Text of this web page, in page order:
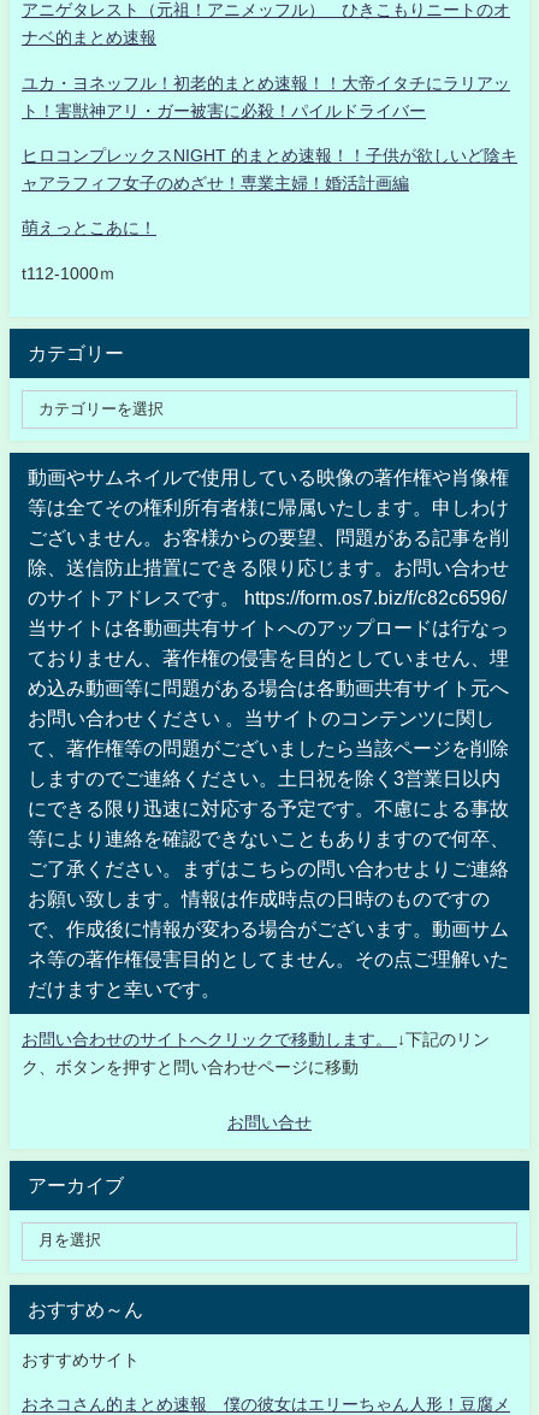
アニゲタレスト（元祖！アニメッフル） ひきこもりニートのオ
ナベ的まとめ速報
ユカ・ヨネッフル！初老的まとめ速報！！大帝イタチにラリアッ
ト！害獣神アリ・ガー被害に必殺！パイルドライバー
ヒロコンプレックスNIGHT 的まとめ速報！！子供が欲しいど陰キ
ャアラフィフ女子のめざせ！専業主婦！婚活計画編
萌えっとこあに！
t112-1000ｍ
カテゴリー
動画やサムネイルで使用している映像の著作権や肖像権
等は全てその権利所有者様に帰属いたします。申しわけ
ございません。お客様からの要望、問題がある記事を削
除、送信防止措置にできる限り応じます。お問い合わせ
のサイトアドレスです。 https://form.os7.biz/f/c82c6596/
当サイトは各動画共有サイトへのアップロードは行なっ
ておりません、著作権の侵害を目的としていません、埋
め込み動画等に問題がある場合は各動画共有サイト元へ
お問い合わせください 。当サイトのコンテンツに関し
て、著作権等の問題がございましたら当該ページを削除
しますのでご連絡ください。土日祝を除く3営業日以内
にできる限り迅速に対応する予定です。不慮による事故
等により連絡を確認できないこともありますので何卒、
ご了承ください。まずはこちらの問い合わせよりご連絡
お願い致します。情報は作成時点の日時のものですの
で、作成後に情報が変わる場合がございます。動画サム
ネ等の著作権侵害目的としてません。その点ご理解いた
だけますと幸いです。
お問い合わせのサイトへクリックで移動します。
↓下記のリン
ク、ボタンを押すと問い合わせページに移動
お問い合せ
アーカイブ
おすすめ～ん
おすすめサイト
おネコさん的まとめ速報 僕の彼女はエリーちゃん人形！豆腐メ